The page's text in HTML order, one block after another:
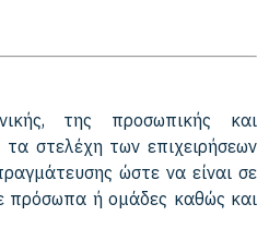
της προσωπικής και
στελέχη των επιχειρήσεων
ώστε να είναι σε
πρόσωπα ή ομάδες καθώς και